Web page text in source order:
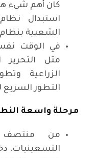
كان أهم شيء هو
استبدال نظام
الشعبية بنظام
في الوقت
مثل التحرير
الزراعية
التطور السريع
مرحلة واسعة
من منتصف
التسعينيات،